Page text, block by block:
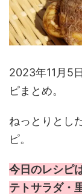
2023年11月5
ピまとめ。
ねっとりとし
ピ。
今日のレシピ
テトサラダ・